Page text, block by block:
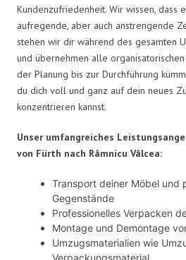
Kundenzufriedenheit. Wir wissen, dass
aufregende, aber auch anstrengende
stehen wir dir während des gesamten
und übernehmen alle
der Planung bis zur Durchführung
du dich voll und ganz auf dein neues
konzentrieren kannst.
Unser umfangreiches
von Fürth nach Râmnicu Vâlcea:
Transport deiner Möbel und
Gegenstände
Professionelles Verpacken
Montage und Demontage
Umzugsmaterialien wie
Verpackungsmaterial